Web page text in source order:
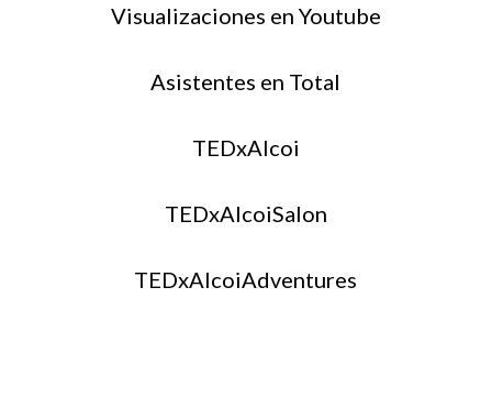
Visualizaciones en Youtube
Asistentes en Total
TEDxAlcoi
TEDxAlcoiSalon
TEDxAlcoiAdventures